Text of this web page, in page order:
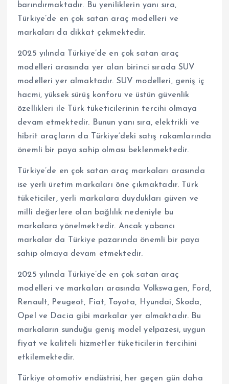
barındırmaktadır. Bu yeniliklerin yanı sıra,
Türkiye’de en çok satan araç modelleri ve
markaları da dikkat çekmektedir.
2025 yılında Türkiye’de en çok satan araç
modelleri arasında yer alan birinci sırada SUV
modelleri yer almaktadır. SUV modelleri, geniş iç
hacmi, yüksek sürüş konforu ve üstün güvenlik
özellikleri ile Türk tüketicilerinin tercihi olmaya
devam etmektedir. Bunun yanı sıra, elektrikli ve
hibrit araçların da Türkiye’deki satış rakamlarında
önemli bir paya sahip olması beklenmektedir.
Türkiye’de en çok satan araç markaları arasında
ise yerli üretim markaları öne çıkmaktadır. Türk
tüketiciler, yerli markalara duydukları güven ve
milli değerlere olan bağlılık nedeniyle bu
markalara yönelmektedir. Ancak yabancı
markalar da Türkiye pazarında önemli bir paya
sahip olmaya devam etmektedir.
2025 yılında Türkiye’de en çok satan araç
modelleri ve markaları arasında Volkswagen, Ford,
Renault, Peugeot, Fiat, Toyota, Hyundai, Skoda,
Opel ve Dacia gibi markalar yer almaktadır. Bu
markaların sunduğu geniş model yelpazesi, uygun
fiyat ve kaliteli hizmetler tüketicilerin tercihini
etkilemektedir.
Türkiye otomotiv endüstrisi, her geçen gün daha